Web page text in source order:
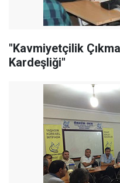
"Kavmiyetçilik
Kardeşliği"